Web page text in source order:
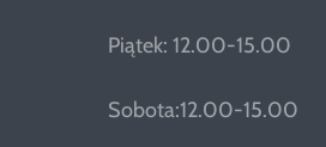
Piątek: 12.00-15.00
Sobota:12.00-15.00